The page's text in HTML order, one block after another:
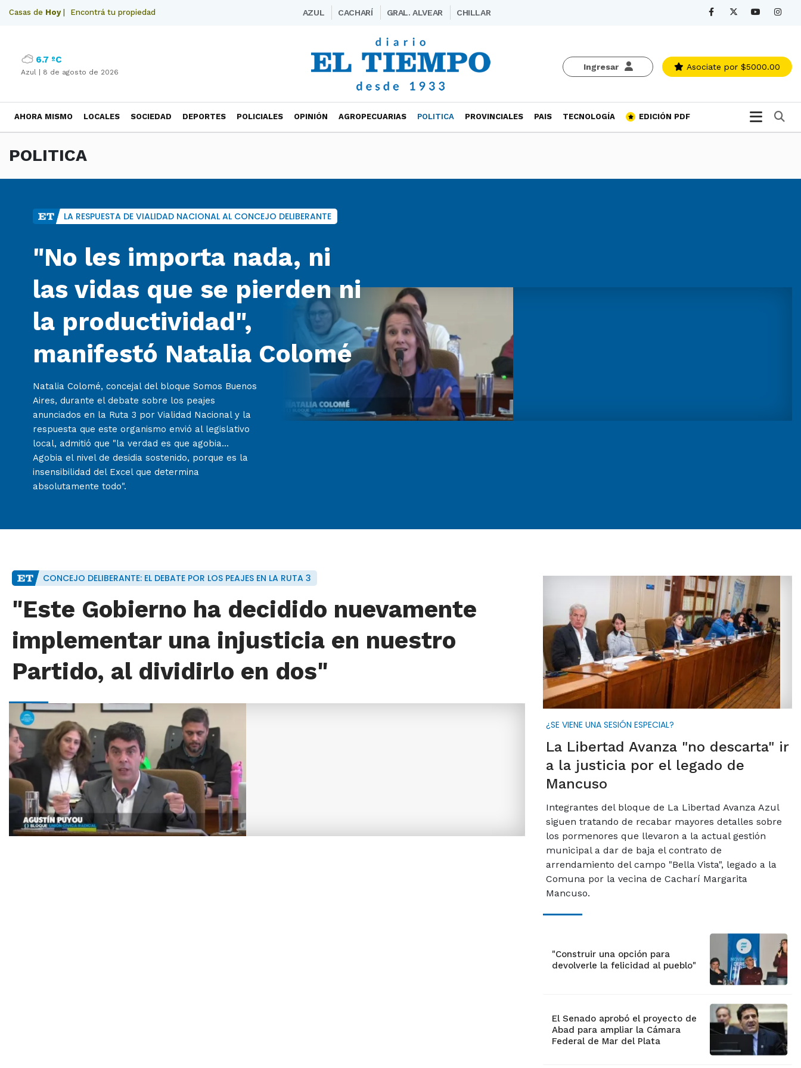
Casas de Hoy| Encontrá tu propiedad AZUL CACHARÍ GRAL. ALVEAR CHILLAR
Ingresar Asociate por $5000.00
6.7 ºC
Azul | 8 de agosto de 2026
AHORA MISMO LOCALES SOCIEDAD DEPORTES POLICIALES OPINIÓN AGROPECUARIAS POLITICA PROVINCIALES PAIS TECNOLOGÍA EDICIÓN PDF
POLITICA
LA RESPUESTA DE VIALIDAD NACIONAL AL CONCEJO DELIBERANTE
"No les importa nada, ni
las vidas que se pierden ni
la productividad",
manifestó Natalia Colomé
Natalia Colomé, concejal del bloque Somos Buenos
Aires, durante el debate sobre los peajes
anunciados en la Ruta 3 por Vialidad Nacional y la
respuesta que este organismo envió al legislativo
local, admitió que "la verdad es que agobia...
Agobia el nivel de desidia sostenido, porque es la
insensibilidad del Excel que determina
absolutamente todo".
CONCEJO DELIBERANTE: EL DEBATE POR LOS PEAJES EN LA RUTA 3
"Este Gobierno ha decidido nuevamente
implementar una injusticia en nuestro
Partido, al dividirlo en dos"
¿SE VIENE UNA SESIÓN ESPECIAL?
La Libertad Avanza "no descarta" ir
a la justicia por el legado de
Mancuso
Integrantes del bloque de La Libertad Avanza Azul
siguen tratando de recabar mayores detalles sobre
los pormenores que llevaron a la actual gestión
municipal a dar de baja el contrato de
arrendamiento del campo "Bella Vista", legado a la
Comuna por la vecina de Cacharí Margarita
Mancuso.
"Construir una opción para
devolverle la felicidad al pueblo"
El Senado aprobó el proyecto de
Abad para ampliar la Cámara
Federal de Mar del Plata